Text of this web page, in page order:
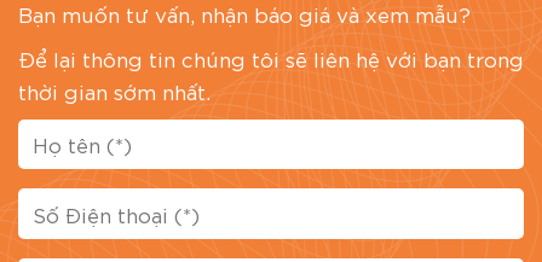
Bạn muốn tư vấn, nhận báo giá và xem mẫu?
Để lại thông tin chúng tôi sẽ liên hệ với bạn trong
thời gian sớm nhất.